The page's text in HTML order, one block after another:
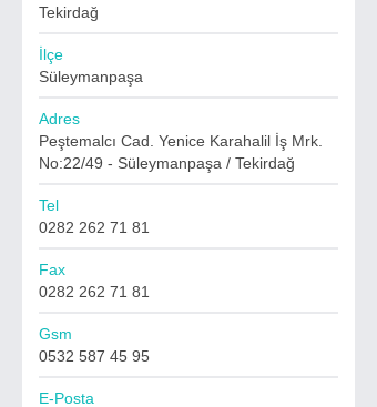
Tekirdağ
İlçe
Süleymanpaşa
Adres
Peştemalcı Cad. Yenice Karahalil İş Mrk.
No:22/49 - Süleymanpaşa / Tekirdağ
Tel
0282 262 71 81
Fax
0282 262 71 81
Gsm
0532 587 45 95
E-Posta